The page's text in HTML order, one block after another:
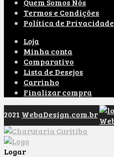
Quem Somos Nós
Termos e Condições
Política de Privacidade
Loja
Minha conta
Comparativo
Lista de Desejos
Carrinho
Finalizar compra
2021 WebaDesign.com.br
Logar